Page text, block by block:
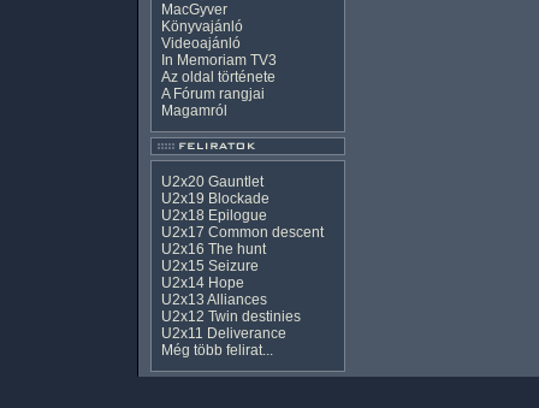
MacGyver
Könyvajánló
Videoajánló
In Memoriam TV3
Az oldal története
A Fórum rangjai
Magamról
U2x20 Gauntlet
U2x19 Blockade
U2x18 Epilogue
U2x17 Common descent
U2x16 The hunt
U2x15 Seizure
U2x14 Hope
U2x13 Alliances
U2x12 Twin destinies
U2x11 Deliverance
Még több felirat...